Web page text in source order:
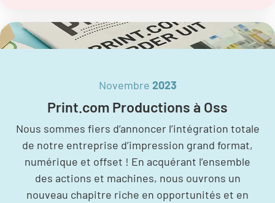
Novembre 2023
Print.com Productions à Oss
Nous sommes fiers d’annoncer l’intégration totale
de notre entreprise d’impression grand format,
numérique et offset ! En acquérant l’ensemble
des actions et machines, nous ouvrons un
nouveau chapitre riche en opportunités et en